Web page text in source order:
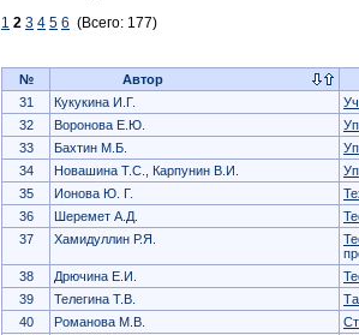
1 2 3 4 5 6 (Всего: 177)
№ Автор
31
Кукукина И.Г.
32
Воронова Е.Ю.
33
Бахтин М.Б.
34
Новашина Т.С., Карпунин В.И.
35
Ионова Ю. Г.
36
Шеремет А.Д.
37
Хамидуллин Р.Я.
38
Дрючина Е.И.
39
Телегина Т.В.
40
Романова М.В.